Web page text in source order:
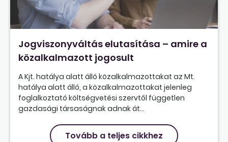
Jogviszonyváltás elutasítása – amire a
közalkalmazott jogosult
A Kjt. hatálya alatt álló közalkalmazottakat az Mt.
hatálya alatt álló, a közalkalmazottakat jelenleg
foglalkoztató költségvetési szervtől független
gazdasági társaságnak adnak át...
Tovább a teljes cikkhez